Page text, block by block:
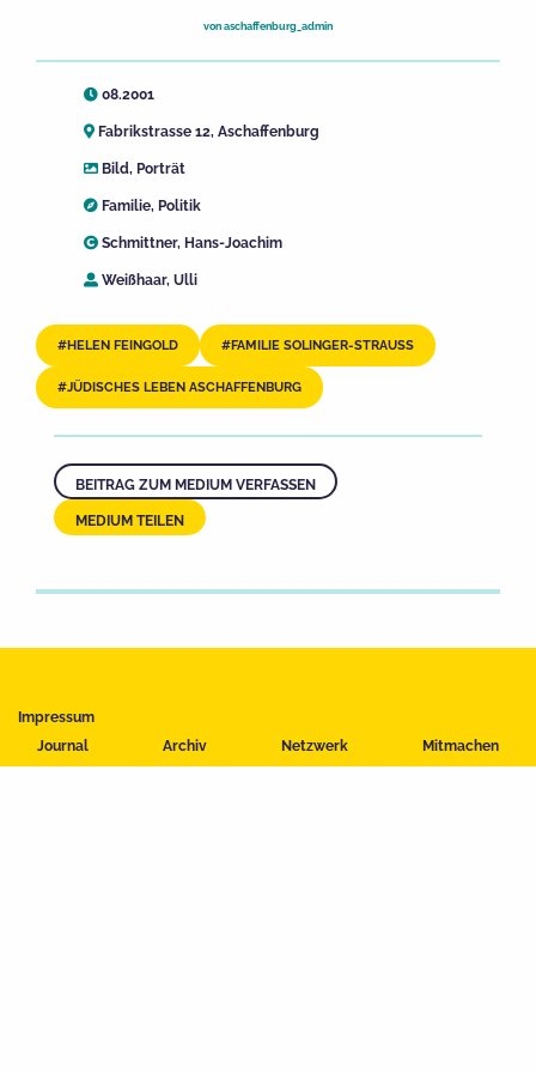
Journal Archiv Netzwerk Mitmachen
von aschaffenburg_admin
08.2001
Fabrikstrasse 12, Aschaffenburg
Bild, Porträt
Familie, Politik
Schmittner, Hans-Joachim
Weißhaar, Ulli
HELEN FEINGOLD FAMILIE SOLINGER-STRAUSS
JÜDISCHES LEBEN ASCHAFFENBURG
BEITRAG ZUM MEDIUM VERFASSEN
MEDIUM TEILEN
Impressum
Datenschutzerklärung
Nutzungsbedingungen